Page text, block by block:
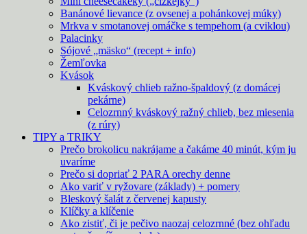
Banánové lievance (z ovsenej a pohánkovej múky)
Mrkva v smotanovej omáčke s tempehom (a cviklou)
Palacinky
Sójové „mäsko“ (recept + info)
Žemľovka
Kvások
Kváskový chlieb ražno-špaldový (z domácej
pekárne)
Celozrnný kváskový ražný chlieb, bez miesenia
(z rúry)
TIPY a TRIKY
Prečo brokolicu nakrájame a čakáme 40 minút, kým ju
uvaríme
Prečo si dopriať 2 PARA orechy denne
Ako variť v ryžovare (základy) + pomery
Bleskový šalát z červenej kapusty
Klíčky a klíčenie
Ako zistiť, či je pečivo naozaj celozrnné (bez ohľadu